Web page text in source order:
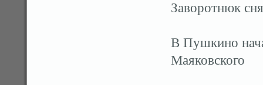
Заворотнюк
В Пушкино
Маяковского